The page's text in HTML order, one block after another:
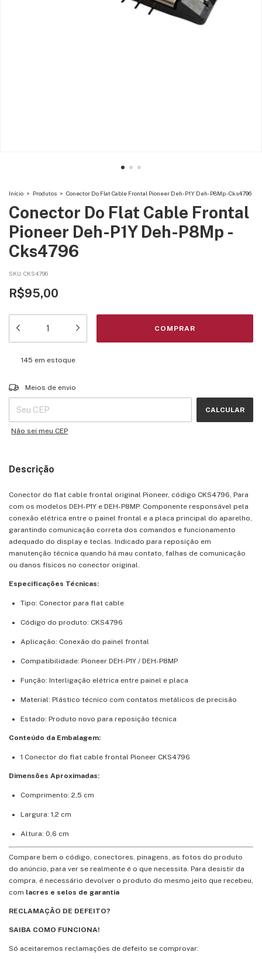
Início > Produtos > Conector Do Flat Cable Frontal Pioneer Deh-P1Y Deh-P8Mp - Cks4796
Conector Do Flat Cable Frontal
Pioneer Deh-P1Y Deh-P8Mp -
Cks4796
SKU: CKS4796
R$95,00
145 em estoque
Entregas para o CEP:
Meios de envio
CALCULAR
Não sei meu CEP
Descrição
Conector do flat cable frontal original Pioneer, código CKS4796, Para
com os modelos DEH-P1Y e DEH-P8MP. Componente responsável pela
conexão elétrica entre o painel frontal e a placa principal do aparelho,
garantindo comunicação correta dos comandos e funcionamento
adequado do display e teclas. Indicado para reposição em
manutenção técnica quando há mau contato, falhas de comunicação
ou danos físicos no conector original.
Especificações Técnicas:
Tipo: Conector para flat cable
Código do produto: CKS4796
Aplicação: Conexão do painel frontal
Compatibilidade: Pioneer DEH-P1Y / DEH-P8MP
Função: Interligação elétrica entre painel e placa
Material: Plástico técnico com contatos metálicos de precisão
Estado: Produto novo para reposição técnica
Conteúdo da Embalagem:
1 Conector do flat cable frontal Pioneer CKS4796
Dimensões Aproximadas:
Comprimento: 2,5 cm
Largura: 1,2 cm
Altura: 0,6 cm
Compare bem o código, conectores, pinagens, as fotos do produto
do anúncio, para ver se realmente é o que necessita. Para desistir da
compra, é necessário devolver o produto do mesmo jeito que recebeu,
com lacres e selos de garantia
RECLAMAÇÃO DE DEFEITO?
SAIBA COMO FUNCIONA!
Só aceitaremos reclamações de defeito se comprovar: